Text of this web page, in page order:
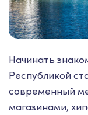
Начинать
Республикой
современный
магазинами,